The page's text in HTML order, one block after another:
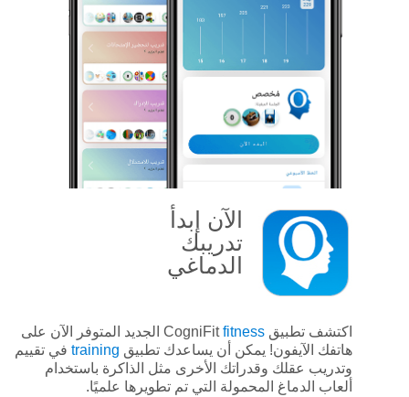
الآن إبدأ
تدريبك
الدماغي
اكتشف تطبيق CogniFitfitness
الجديد المتوفر الآن على
هاتفك الآيفون! يمكن أن يساعدك تطبيق training في تقييم
وتدريب عقلك وقدراتك الأخرى مثل الذاكرة باستخدام
ألعاب الدماغ المحمولة التي تم تطويرها علميًا.